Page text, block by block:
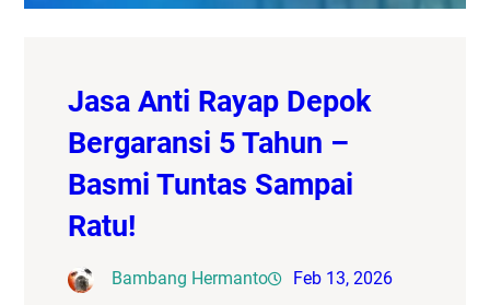
Jasa Anti Rayap Depok
Bergaransi 5 Tahun –
Basmi Tuntas Sampai
Ratu!
Bambang Hermanto Feb 13, 2026